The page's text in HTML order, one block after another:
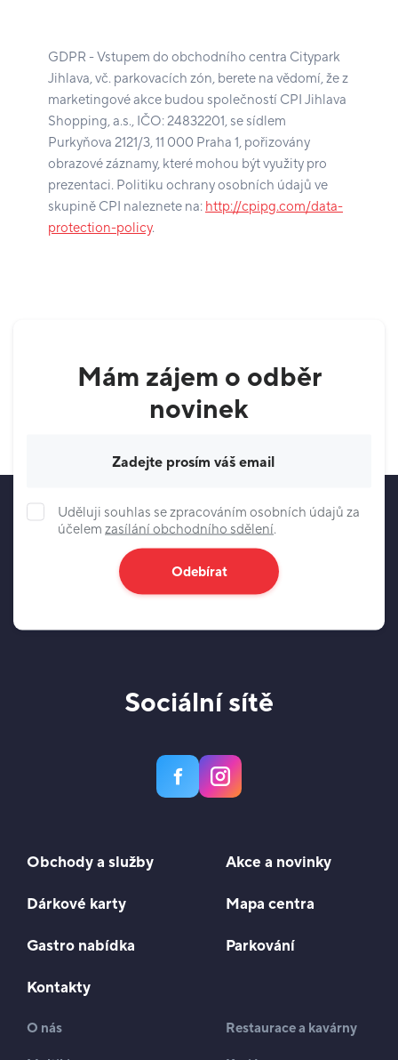
GDPR - Vstupem do obchodního centra Citypark
Jihlava, vč. parkovacích zón, berete na vědomí, že z
marketingové akce budou společností CPI Jihlava
Shopping, a.s., IČO: 24832201, se sídlem
Purkyňova 2121/3, 11 000 Praha 1, pořizovány
obrazové záznamy, které mohou být využity pro
prezentaci. Politiku ochrany osobních údajů ve
skupině CPI naleznete na: http://cpipg.com/data-
protection-policy.
Mám zájem o odběr
novinek
Uděluji souhlas se zpracováním osobních údajů za
účelem zasílání obchodního sdělení.
Odebírat
Sociální sítě
Obchody a služby Akce a novinky
Dárkové karty Mapa centra
Gastro nabídka Parkování
Kontakty
O nás Restaurace a kavárny